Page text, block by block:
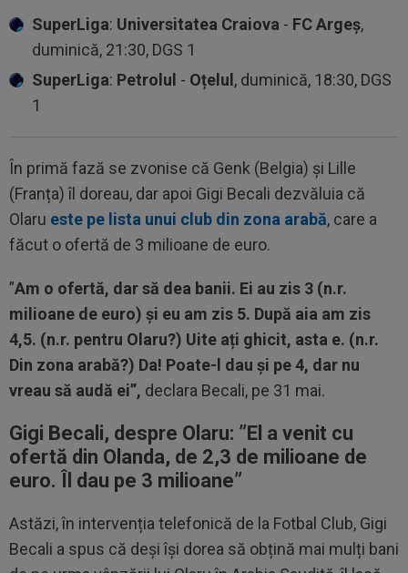
SuperLiga: Universitatea Craiova - FC Argeș,
duminică, 21:30, DGS 1
SuperLiga: Petrolul - Oțelul, duminică, 18:30, DGS
1
În primă fază se zvonise că Genk (Belgia) și Lille
(Franța) îl doreau, dar apoi Gigi Becali dezvăluia că
Olaru este pe lista unui club din zona arabă, care a
făcut o ofertă de 3 milioane de euro.
”Am o ofertă, dar să dea banii. Ei au zis 3 (n.r.
milioane de euro) și eu am zis 5. După aia am zis
4,5. (n.r. pentru Olaru?) Uite ați ghicit, asta e. (n.r.
Din zona arabă?) Da! Poate-l dau și pe 4, dar nu
vreau să audă ei”, declara Becali, pe 31 mai.
Gigi Becali, despre Olaru: ”El a venit cu
ofertă din Olanda, de 2,3 de milioane de
euro. Îl dau pe 3 milioane”
Astăzi, în intervenția telefonică de la Fotbal Club, Gigi
Becali a spus că deși își dorea să obțină mai mulți bani